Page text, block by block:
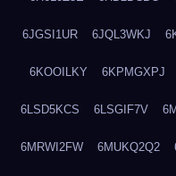
6JGSI1UR 6JQL3WKJ
6KOOILKY 6KPMGXPJ
6LSD5KCS 6LSGIF7V
6MRWI2FW 6MUKQ2Q2